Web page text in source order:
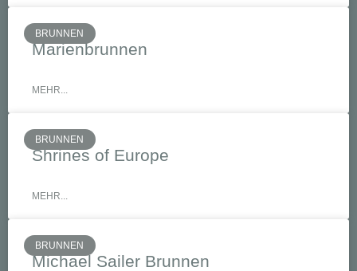
BRUNNEN
Marienbrunnen
MEHR...
BRUNNEN
Shrines of Europe
MEHR...
BRUNNEN
Michael Sailer Brunnen